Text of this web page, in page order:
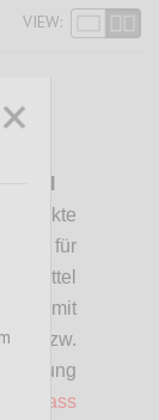
VIEW:
für
mit
1) bzw.
ist, dass